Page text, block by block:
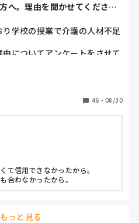
ッチを破壊してきたので、入
にその話したら永遠に話すか
ど(笑)
嵐のメンバー3人とキムタク
事に驚きながらも嬉しかった
へ。理由を聞かせてくださ
学校の授業で介護の人材不足
についてアンケートをさせて
い、重労働、人間関係など)
かります。
46 ・ 08/30
て信用できなかったから。
合わなかったから。
っと見る